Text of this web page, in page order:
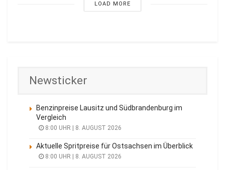
LOAD MORE
Newsticker
Benzinpreise Lausitz und Südbrandenburg im
Vergleich
8:00 UHR | 8. AUGUST 2026
Aktuelle Spritpreise für Ostsachsen im Überblick
8:00 UHR | 8. AUGUST 2026